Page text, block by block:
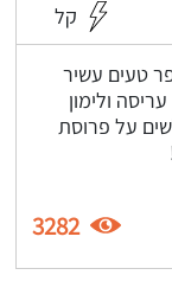
קל
טעים עשיר
ולימון
על פרוסת
3282